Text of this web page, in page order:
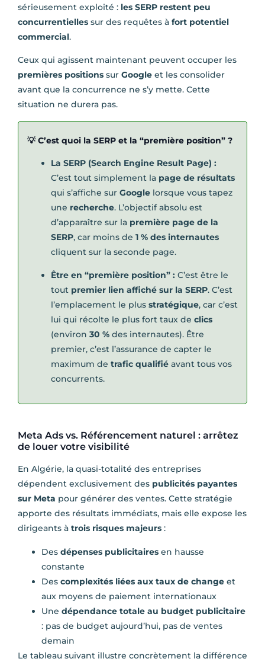
sérieusement exploité : les SERP restent peu
concurrentielles sur des requêtes à fort potentiel
commercial.
Ceux qui agissent maintenant peuvent occuper les
premières positions sur Google et les consolider
avant que la concurrence ne s’y mette. Cette
situation ne durera pas.
💡 C’est quoi la SERP et la “première position” ?
La SERP (Search Engine Result Page) :
C’est tout simplement la page de résultats
qui s’affiche sur Google lorsque vous tapez
une recherche. L’objectif absolu est
d’apparaître sur la première page de la
SERP, car moins de 1 % des internautes
cliquent sur la seconde page.
Être en “première position” : C’est être le
tout premier lien affiché sur la SERP. C’est
l’emplacement le plus stratégique, car c’est
lui qui récolte le plus fort taux de clics
(environ 30 % des internautes). Être
premier, c’est l’assurance de capter le
maximum de trafic qualifié avant tous vos
concurrents.
Meta Ads vs. Référencement naturel : arrêtez
de louer votre visibilité
En Algérie, la quasi-totalité des entreprises
dépendent exclusivement des publicités payantes
sur Meta pour générer des ventes. Cette stratégie
apporte des résultats immédiats, mais elle expose les
dirigeants à trois risques majeurs :
Des dépenses publicitaires en hausse
constante
Des complexités liées aux taux de change et
aux moyens de paiement internationaux
Une dépendance totale au budget publicitaire
: pas de budget aujourd’hui, pas de ventes
demain
Le tableau suivant illustre concrètement la différence